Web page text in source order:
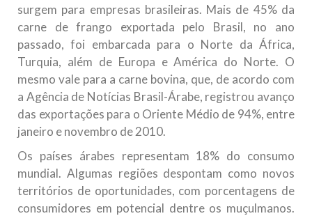
surgem para empresas brasileiras. Mais de 45% da
carne de frango exportada pelo Brasil, no ano
passado, foi embarcada para o Norte da África,
Turquia, além de Europa e América do Norte. O
mesmo vale para a carne bovina, que, de acordo com
a Agência de Notícias Brasil-Árabe, registrou avanço
das exportações para o Oriente Médio de 94%, entre
janeiro e novembro de 2010.
Os países árabes representam 18% do consumo
mundial. Algumas regiões despontam como novos
territórios de oportunidades, com porcentagens de
consumidores em potencial dentre os muçulmanos.